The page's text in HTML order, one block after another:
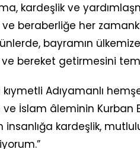
kardeşlik ve
ve beraberliğe her
bayramın
ve bereket getirmesini
Adıyamanlı
ve İslam âleminin Kurban
insanlığa kardeşlik,